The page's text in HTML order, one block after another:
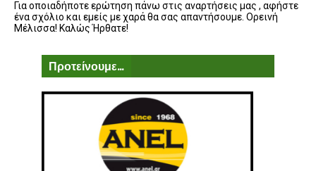
Για οποιαδήποτε ερώτηση πάνω στις αναρτήσεις μας , αφήστε
ένα σχόλιο και εμείς με χαρά θα σας απαντήσουμε. Ορεινή
Μέλισσα! Καλώς Ήρθατε!
Προτείνουμε...